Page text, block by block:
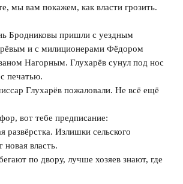
мы вам покажем, как власти грозить.
Бродниковы пришли с уездным
и с милиционерами Фёдором
Нагорным. Глухарёв сунул под нос
печатью.
Глухарёв пожаловали. Не всё ещё
вот тебе предписание:
развёрстка. Излишки сельского
новая власть.
по двору, лучше хозяев знают, где